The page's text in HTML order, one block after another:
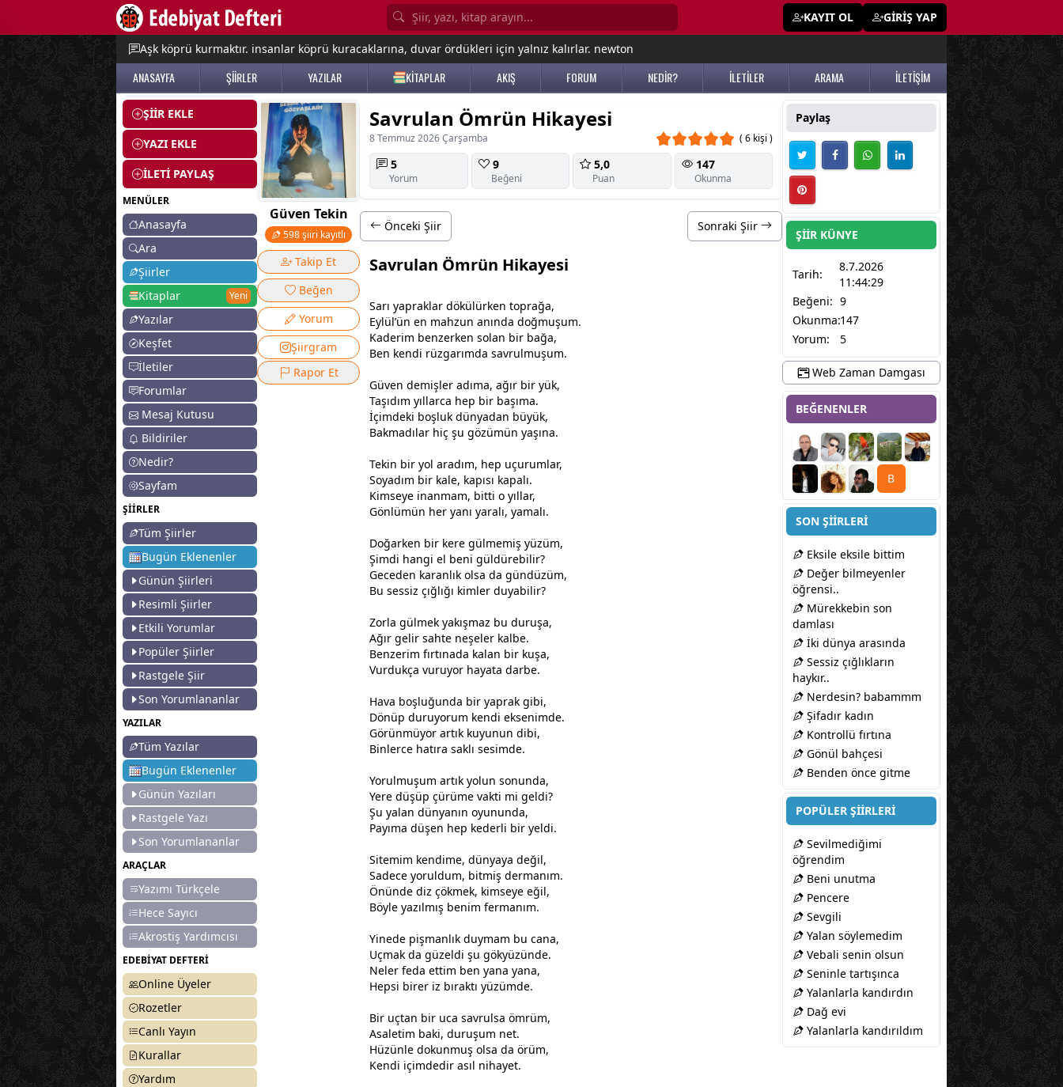
KAYIT OL GİRİŞ YAP
Aşk köprü kurmaktır. insanlar köprü kuracaklarına, duvar ördükleri için yalnız kalırlar. newton
ANASAYFA ŞİİRLER YAZILAR KİTAPLAR AKIŞ FORUM NEDİR? İLETİLER ARAMA İLETİŞİM
ŞİİR EKLE
YAZI EKLE
İLETİ PAYLAŞ
MENÜLER
Anasayfa
Ara
Şiirler
Kitaplar
Yeni
Yazılar
Keşfet
İletiler
Forumlar
Mesaj Kutusu
Bildiriler
Nedir?
Sayfam
ŞİİRLER
Tüm Şiirler
Bugün Eklenenler
Günün Şiirleri
Resimli Şiirler
Etkili Yorumlar
Popüler Şiirler
Rastgele Şiir
Son Yorumlananlar
YAZILAR
Tüm Yazılar
Bugün Eklenenler
Günün Yazıları
Rastgele Yazı
Son Yorumlananlar
ARAÇLAR
Yazımı Türkçele
Hece Sayıcı
Akrostiş Yardımcısı
EDEBİYAT DEFTERİ
Online Üyeler
Rozetler
Canlı Yayın
Kurallar
Yardım
Güven Tekin
598 şiiri kayıtlı
Takip Et
Beğen
Yorum
Şiirgram
Rapor Et
Savrulan Ömrün Hikayesi
8 Temmuz 2026 Çarşamba ( 6 kişi )
5
Yorum
9
Beğeni
5,0
Puan
147
Okunma
Önceki Şiir Sonraki Şiir
Savrulan Ömrün Hikayesi
​Sarı yapraklar dökülürken toprağa,
Eylül’ün en mahzun anında doğmuşum.
Kaderim benzerken solan bir bağa,
Ben kendi rüzgarımda savrulmuşum.
​Güven demişler adıma, ağır bir yük,
Taşıdım yıllarca hep bir başıma.
İçimdeki boşluk dünyadan büyük,
Bakmadılar hiç şu gözümün yaşına.
​Tekin bir yol aradım, hep uçurumlar,
Soyadım bir kale, kapısı kapalı.
Kimseye inanmam, bitti o yıllar,
Gönlümün her yanı yaralı, yamalı.
​Doğarken bir kere gülmemiş yüzüm,
Şimdi hangi el beni güldürebilir?
Geceden karanlık olsa da gündüzüm,
Bu sessiz çığlığı kimler duyabilir?
​Zorla gülmek yakışmaz bu duruşa,
Ağır gelir sahte neşeler kalbe.
Benzerim fırtınada kalan bir kuşa,
Vurdukça vuruyor hayata darbe.
​Hava boşluğunda bir yaprak gibi,
Dönüp duruyorum kendi eksenimde.
Görünmüyor artık kuyunun dibi,
Binlerce hatıra saklı sesimde.
​Yorulmuşum artık yolun sonunda,
Yere düşüp çürüme vakti mi geldi?
Şu yalan dünyanın oyununda,
Payıma düşen hep kederli bir yeldi.
​Sitemim kendime, dünyaya değil,
Sadece yoruldum, bitmiş dermanım.
Önünde diz çökmek, kimseye eğil,
Böyle yazılmış benim fermanım.
​Yinede pişmanlık duymam bu cana,
Uçmak da güzeldi şu gökyüzünde.
Neler feda ettim ben yana yana,
Hepsi birer iz bıraktı yüzümde.
​Bir uçtan bir uca savrulsa ömrüm,
Asaletim baki, duruşum net.
Hüzünle dokunmuş olsa da örüm,
Kendi içimdedir asıl nihayet.
Paylaş
ŞİİR KÜNYE
Tarih:
8.7.2026
11:44:29
Beğeni: 9
Okunma:147
Yorum:
5
Web Zaman Damgası
BEĞENENLER
B
SON ŞİİRLERİ
Eksile eksile bittim
Değer bilmeyenler
öğrensi..
Mürekkebin son
damlası
İki dünya arasında
Sessiz çığlıkların
haykır..
Nerdesin? babammm
Şifadır kadın
Kontrollü fırtına
Gönül bahçesi
Benden önce gitme
POPÜLER ŞİİRLERİ
Sevilmediğimi
öğrendim
Beni unutma
Pencere
Sevgili
Yalan söylemedim
Vebali senin olsun
Seninle tartışınca
Yalanlarla kandırdın
Dağ evi
Yalanlarla kandırıldım
menu